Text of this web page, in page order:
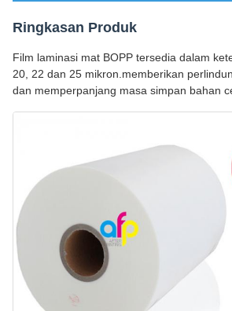
Ringkasan Produk
Film laminasi mat BOPP tersedia dalam
20, 22 dan 25 mikron.memberikan
dan memperpanjang masa simpan bahan